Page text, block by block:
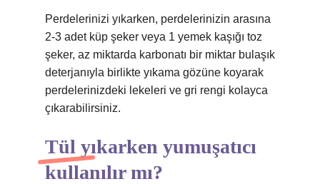
Perdelerinizi yıkarken, perdelerinizin arasına
2-3 adet küp şeker veya 1 yemek kaşığı toz
şeker, az miktarda karbonatı bir miktar bulaşık
deterjanıyla birlikte yıkama gözüne koyarak
perdelerinizdeki lekeleri ve gri rengi kolayca
çıkarabilirsiniz.
Tül yıkarken yumuşatıcı
kullanılır mı?